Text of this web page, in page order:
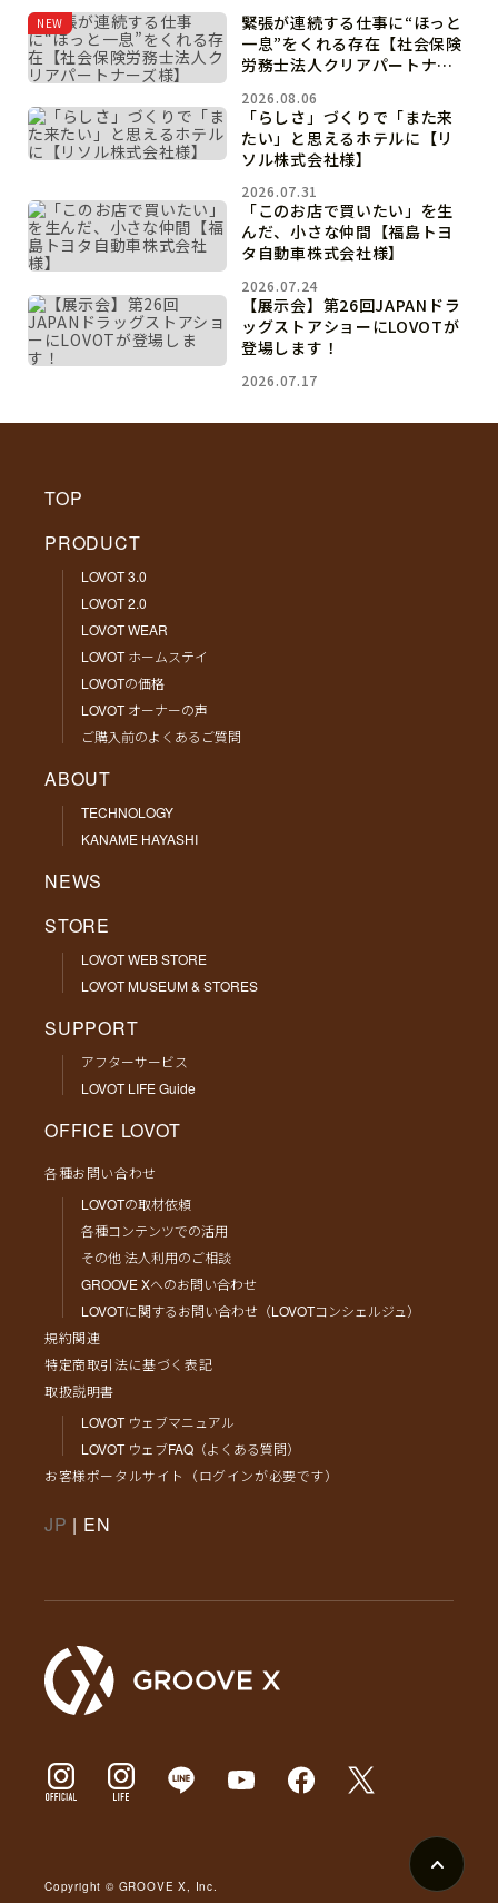
NEW
緊張が連続する仕事に“ほっと
一息”をくれる存在【社会保険
労務士法人クリアパートナー
2026.08.06
「らしさ」づくりで「また来
たい」と思えるホテルに【リ
ソル株式会社様】
2026.07.31
「このお店で買いたい」を生
んだ、小さな仲間【福島トヨ
タ自動車株式会社様】
2026.07.24
【展示会】第26回JAPANドラ
ッグストアショーにLOVOTが
登場します！
2026.07.17
TOP
PRODUCT
LOVOT 3.0
LOVOT 2.0
LOVOT WEAR
LOVOT ホームステイ
LOVOTの価格
LOVOT オーナーの声
ご購入前のよくあるご質問
ABOUT
TECHNOLOGY
KANAME HAYASHI
NEWS
STORE
LOVOT WEB STORE
LOVOT MUSEUM & STORES
SUPPORT
アフターサービス
LOVOT LIFE Guide
OFFICE LOVOT
各種お問い合わせ
LOVOTの取材依頼
各種コンテンツでの活用
その他 法人利用のご相談
GROOVE Xへのお問い合わせ
LOVOTに関するお問い合わせ（LOVOTコンシェルジュ）
規約関連
特定商取引法に基づく表記
取扱説明書
LOVOT ウェブマニュアル
LOVOT ウェブFAQ（よくある質問）
お客様ポータルサイト（ログインが必要です）
JP | EN
Copyright © GROOVE X, Inc.